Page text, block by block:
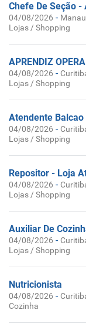
Chefe De Seção -
04/08/2026 -
Lojas / Shopping
APRENDIZ
04/08/2026 -
Lojas / Shopping
Atendente Balcao
04/08/2026 -
Lojas / Shopping
Repositor - Loja
04/08/2026 -
Lojas / Shopping
Auxiliar De
04/08/2026 -
Lojas / Shopping
Nutricionista
04/08/2026 -
Cozinha